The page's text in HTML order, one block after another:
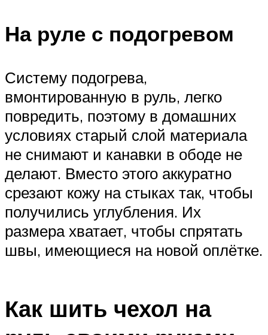
На руле с подогревом
Систему подогрева,
вмонтированную в руль, легко
повредить, поэтому в домашних
условиях старый слой материала
не снимают и канавки в ободе не
делают. Вместо этого аккуратно
срезают кожу на стыках так, чтобы
получились углубления. Их
размера хватает, чтобы спрятать
швы, имеющиеся на новой оплётке.
Как шить чехол на